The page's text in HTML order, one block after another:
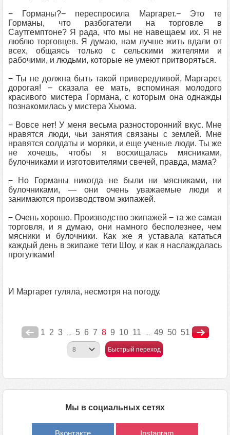
− Горманы?− переспросила Маргарет.− Это те
Горманы, что разбогатели на торговле в
Саутгемптоне? Я рада, что мы не навещаем их. Я не
люблю торговцев. Я думаю, нам лучше жить вдали от
всех, общаясь только с сельскими жителями и
рабочими, и людьми, которые не умеют притворяться.
− Ты не должна быть такой привередливой, Маргарет,
дорогая! − сказала ее мать, вспоминая молодого
красивого мистера Гормана, с которым она однажды
познакомилась у мистера Хьюма.
− Вовсе нет! У меня весьма разносторонний вкус. Мне
нравятся люди, чьи занятия связаны с землей. Мне
нравятся солдаты и моряки, и еще ученые люди. Ты же
не хочешь, чтобы я восхищалась мясниками,
булочниками и изготовителями свечей, правда, мама?
− Но Горманы никогда не были ни мясниками, ни
булочниками, — они очень уважаемые люди и
занимаются производством экипажей.
− Очень хорошо. Производство экипажей − та же самая
торговля, и я думаю, они намного бесполезнее, чем
мясники и булочники. Как же я уставала кататься
каждый день в экипаже тети Шоу, и как я наслаждалась
прогулками!
И Маргарет гуляла, несмотря на погоду.
1 2 3 ... 5 6 7 8 9 10 11 ... 49 50 51
Быстрый переход
Мы в социальных сетях
Вконтакте Instagram